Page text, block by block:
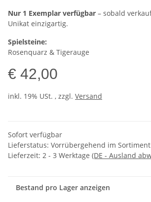
Nur 1 Exemplar verfügbar – sobald
Unikat einzigartig.
Spielsteine:
Rosenquarz & Tigerauge
€ 42,00
inkl. 19% USt. , zzgl. Versand
Sofort verfügbar
Lieferstatus: Vorrübergehend im Sortiment
Lieferzeit: 2 - 3 Werktage (DE - Ausland
Bestand pro Lager anzeigen